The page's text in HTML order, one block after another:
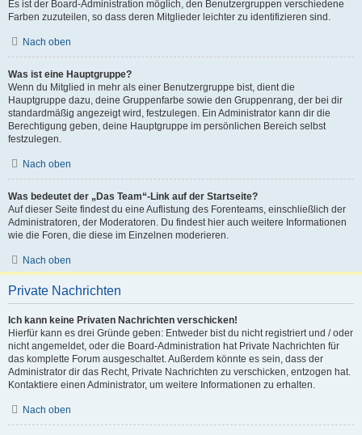
Es ist der Board-Administration möglich, den Benutzergruppen verschiedene
Farben zuzuteilen, so dass deren Mitglieder leichter zu identifizieren sind.
Nach oben
Was ist eine Hauptgruppe?
Wenn du Mitglied in mehr als einer Benutzergruppe bist, dient die
Hauptgruppe dazu, deine Gruppenfarbe sowie den Gruppenrang, der bei dir
standardmäßig angezeigt wird, festzulegen. Ein Administrator kann dir die
Berechtigung geben, deine Hauptgruppe im persönlichen Bereich selbst
festzulegen.
Nach oben
Was bedeutet der „Das Team“-Link auf der Startseite?
Auf dieser Seite findest du eine Auflistung des Forenteams, einschließlich der
Administratoren, der Moderatoren. Du findest hier auch weitere Informationen
wie die Foren, die diese im Einzelnen moderieren.
Nach oben
Private Nachrichten
Ich kann keine Privaten Nachrichten verschicken!
Hierfür kann es drei Gründe geben: Entweder bist du nicht registriert und / oder
nicht angemeldet, oder die Board-Administration hat Private Nachrichten für
das komplette Forum ausgeschaltet. Außerdem könnte es sein, dass der
Administrator dir das Recht, Private Nachrichten zu verschicken, entzogen hat.
Kontaktiere einen Administrator, um weitere Informationen zu erhalten.
Nach oben